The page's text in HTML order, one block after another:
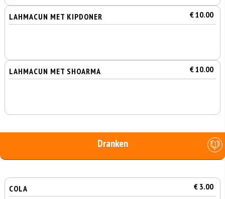
LAHMACUN MET KIPDONER € 10.00
LAHMACUN MET SHOARMA € 10.00
Dranken
COLA € 3.00